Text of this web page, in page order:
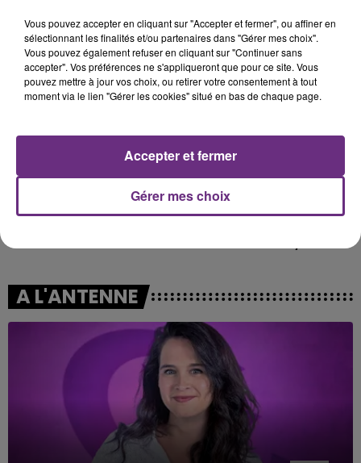
Dai Dai Je Pense A Vous
8h55
8h55 8h47
8h47
A L'ANTENNE
Vous pouvez accepter en cliquant sur "Accepter et fermer", ou affiner en
sélectionnant les finalités et/ou partenaires dans "Gérer mes choix".
Vous pouvez également refuser en cliquant sur "Continuer sans
accepter". Vos préférences ne s'appliqueront que pour ce site. Vous
pouvez mettre à jour vos choix, ou retirer votre consentement à tout
moment via le lien "Gérer les cookies" situé en bas de chaque page.
Gérer mes choix
Accepter et fermer